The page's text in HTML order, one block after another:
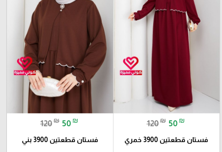
120₪ 50 ₪
فستان قطعتين 3900 خمري
120₪ 50 ₪
فستان قطعتين 3900 بني